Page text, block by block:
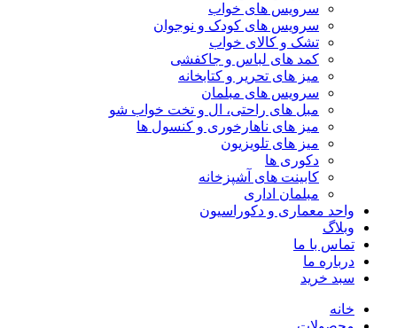
سرویس های خواب
سرویس های کودک و نوجوان
تشک و کالای خواب
کمد های لباس و جاکفشی
میز های تحریر و کتابخانه
سرویس های مبلمان
مبل های راحتی، ال و تخت خواب شو
میز های ناهارخوری و کنسول ها
میز های تلویزیون
دکوری ها
کابینت های آشپزخانه
مبلمان اداری
واحد معماری و دکوراسیون
وبلاگ
تماس با ما
درباره ما
سبد خرید
خانه